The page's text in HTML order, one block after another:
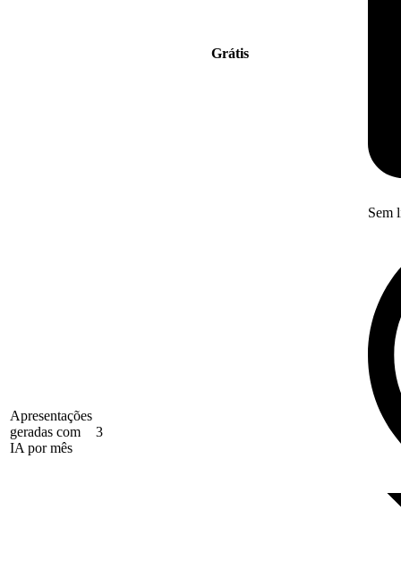
Grátis
Apresentações
geradas com
IA por mês
3
Sem